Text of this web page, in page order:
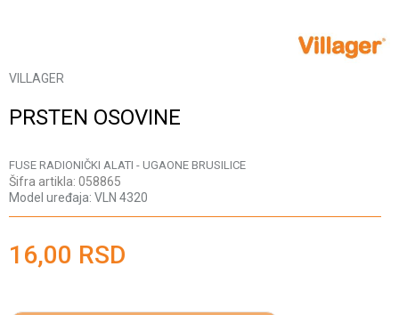
VILLAGER
PRSTEN OSOVINE
FUSE RADIONIČKI ALATI - UGAONE BRUSILICE
Šifra artikla: 058865
Model uređaja: VLN 4320
16,00 RSD